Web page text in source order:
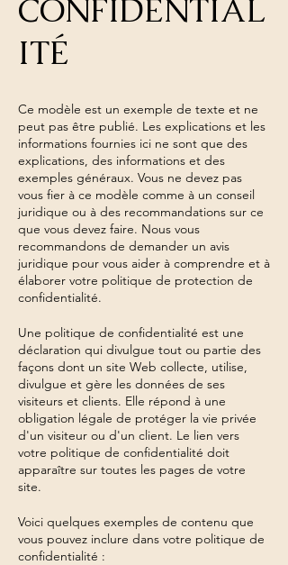
CONFIDENTIAL
ITÉ
Ce modèle est un exemple de texte et ne
peut pas être publié. Les explications et les
informations fournies ici ne sont que des
explications, des informations et des
exemples généraux. Vous ne devez pas
vous fier à ce modèle comme à un conseil
juridique ou à des recommandations sur ce
que vous devez faire. Nous vous
recommandons de demander un avis
juridique pour vous aider à comprendre et à
élaborer votre politique de protection de
confidentialité.
Une politique de confidentialité est une
déclaration qui divulgue tout ou partie des
façons dont un site Web collecte, utilise,
divulgue et gère les données de ses
visiteurs et clients. Elle répond à une
obligation légale de protéger la vie privée
d'un visiteur ou d'un client. Le lien vers
votre politique de confidentialité doit
apparaître sur toutes les pages de votre
site.
Voici quelques exemples de contenu que
vous pouvez inclure dans votre politique de
confidentialité :